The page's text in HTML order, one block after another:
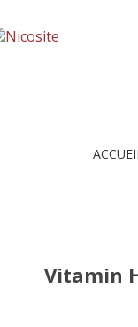
Vitamin